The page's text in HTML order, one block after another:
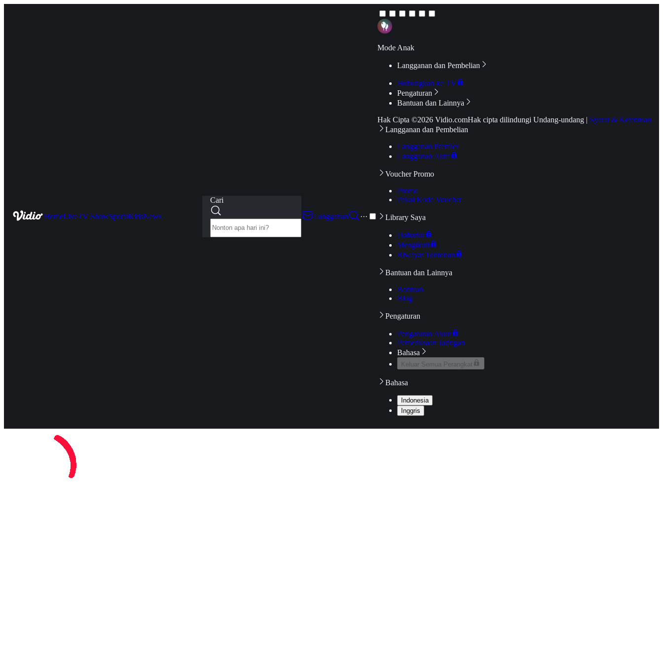
HomeLiveTV ShowSportsKidsNews
Cari
Langganan
···
Mode Anak
Langganan dan Pembelian
Hubungkan ke TV
Pengaturan
Bantuan dan Lainnya
Hak Cipta ©2026 Vidio.comHak cipta dilindungi Undang-undang | Syarat & Ketentuan
Langganan dan Pembelian
Langganan Premier
Langganan Aktif
Voucher Promo
Promo
Pakai Kode Voucher
Library Saya
Daftarku
Mengikuti
Riwayat Tontonan
Bantuan dan Lainnya
Bantuan
Blog
Pengaturan
Pengaturan Akun
Pemeriksaan Jaringan
Bahasa
Keluar Semua Perangkat
Bahasa
Indonesia
Inggris